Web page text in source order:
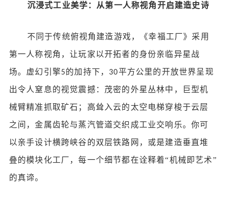
沉浸式工业美学：从第一人称视角开启建造史诗
不同于传统俯视角建造游戏，《幸福工厂》采用
第一人称视角，让玩家以开拓者的身份亲临异星战
场。虚幻引擎5的加持下， 30平方公里的开放世界呈现
出令人窒息的视觉震撼：茂密的外星丛林中，巨型机
械臂精准抓取矿石；高耸入云的太空电梯穿梭于云层
之间，金属齿轮与蒸汽管道交织成工业交响乐。你可
以亲手设计横跨峡谷的双层铁路网，或是建造垂直堆
叠的模块化工厂，每一个细节都在诠释着“机械即艺术”
的真谛。